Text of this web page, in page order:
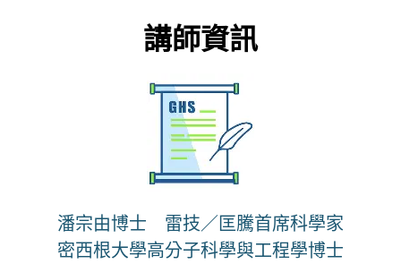
講師資訊
潘宗由博士 雷技／匡騰首席科學家
密西根大學高分子科學與工程學博士